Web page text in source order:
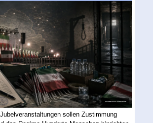
sollen Zustimmung